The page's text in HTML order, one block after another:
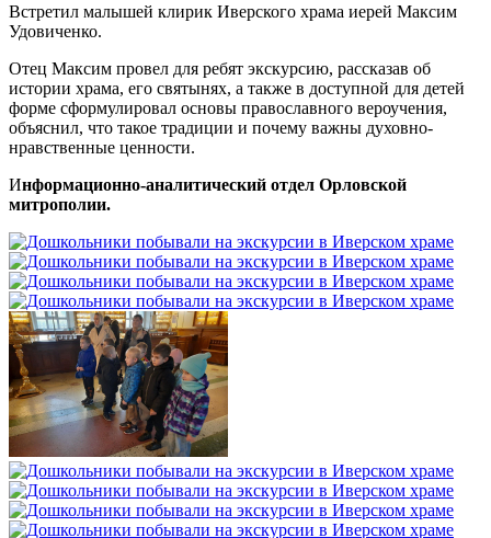
Встретил малышей клирик Иверского храма иерей Максим
Удовиченко.
Отец Максим провел для ребят экскурсию, рассказав об
истории храма, его святынях, а также в доступной для детей
форме сформулировал основы православного вероучения,
объяснил, что такое традиции и почему важны духовно-
нравственные ценности.
Информационно-аналитический отдел Орловской
митрополии.